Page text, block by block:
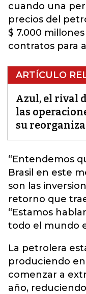
cuando una
precios del
$ 7.000
contratos para
ARTÍCULO
Azul, el rival
las
su
“Entendemos
Brasil en este
son las
retorno que
“Estamos
todo el mundo
La petrolera
produciendo
comenzar a
año,